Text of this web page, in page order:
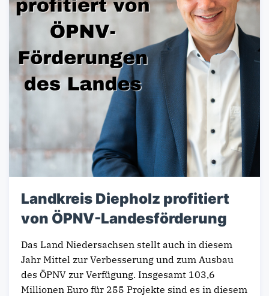
Landkreis Diepholz profitiert
von ÖPNV-Landesförderung
Das Land Niedersachsen stellt auch in diesem
Jahr Mittel zur Verbesserung und zum Ausbau
des ÖPNV zur Verfügung. Insgesamt 103,6
Millionen Euro für 255 Projekte sind es in diesem